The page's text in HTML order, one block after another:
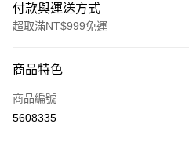
付款與運送方式
超取滿NT$999免運
信用卡一次付款
超商取貨付款
商品特色
商品編號
5608335